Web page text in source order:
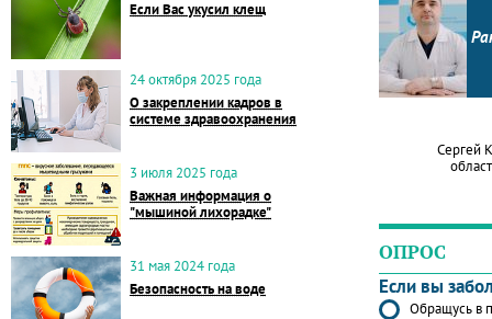
Если Вас укусил клещ
24 октября 2025 года
О закреплении кадров в
системе здравоохранения
3 июля 2025 года
Важная информация о
"мышиной лихорадке"
31 мая 2024 года
Безопасность на воде
Сергей
ОПРОС
Если вы
Обращусь в